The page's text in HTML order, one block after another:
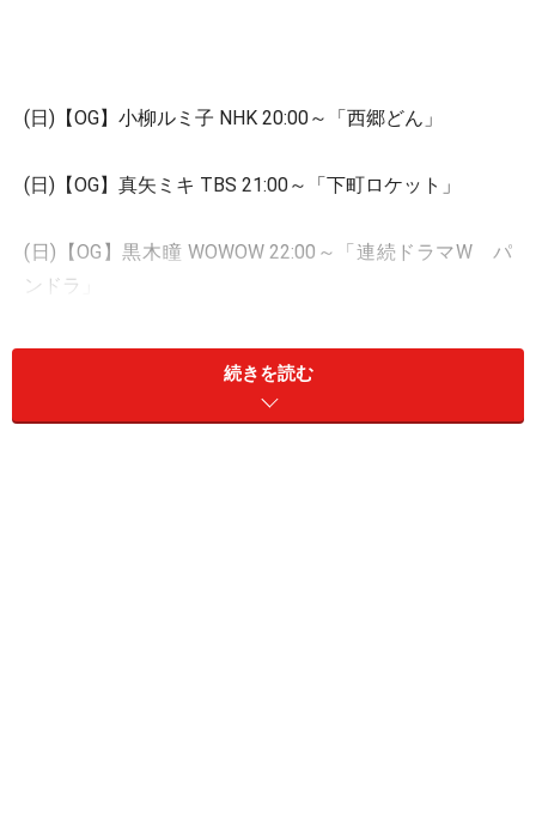
(日)【OG】小柳ルミ子 NHK 20:00～「西郷どん」
(日)【OG】真矢ミキ TBS 21:00～「下町ロケット」
(日)【OG】黒木瞳 WOWOW 22:00～「連続ドラマW パ
ンドラ」
(日)【OG】瀬奈じゅん・愛原実花 NTV 22:30～「今日か
続きを読む